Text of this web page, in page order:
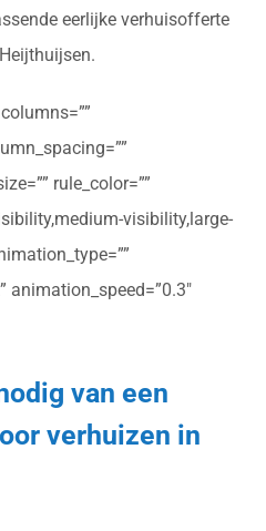
eerlijke verhuisofferte
rule_color=””
visibility,large-
animation_speed=”0.3″
van een
verhuizen in